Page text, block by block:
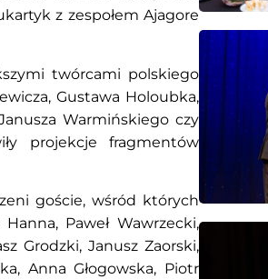
z zespołem Ajagore
twórcami polskiego
Gustawa Holoubka,
Warmińskiego czy
projekcje fragmentów
goście, wśród których
Paweł Wawrzecki,
Grodzki, Janusz Zaorski,
Anna Głogowska, Piotr